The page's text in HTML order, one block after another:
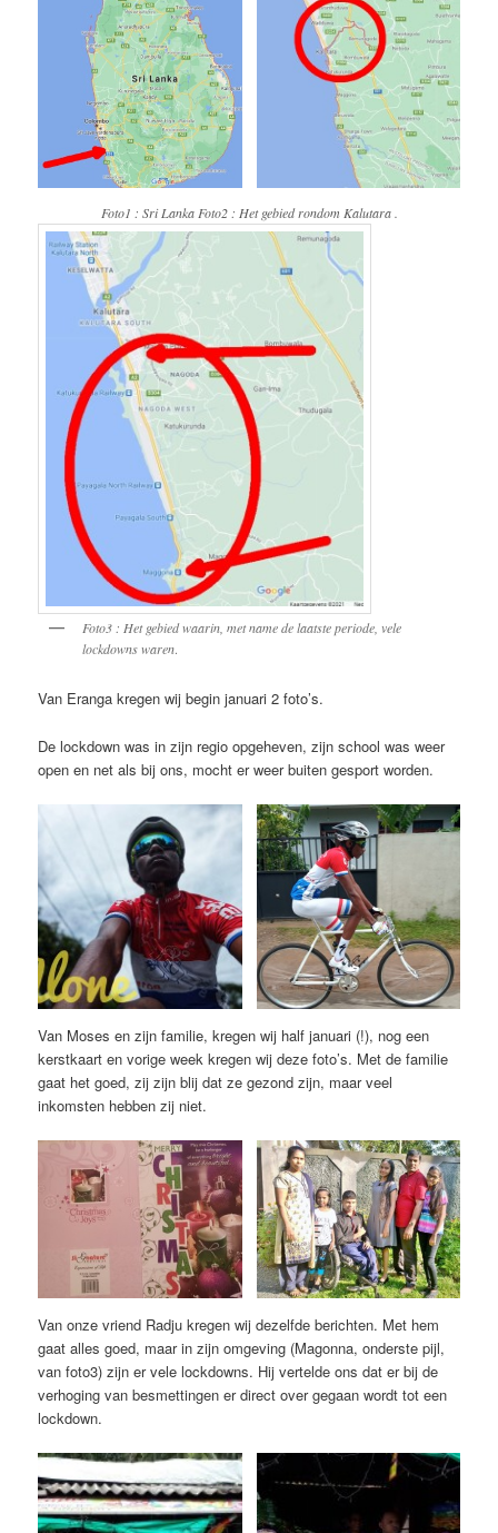
Foto1 : Sri Lanka Foto2 : Het gebied rondom Kalutara .
Foto3 : Het gebied waarin, met name de laatste periode, vele
lockdowns waren.
Van Eranga kregen wij begin januari 2 foto’s.
De lockdown was in zijn regio opgeheven, zijn school was weer
open en net als bij ons, mocht er weer buiten gesport worden.
Van Moses en zijn familie, kregen wij half januari (!), nog een
kerstkaart en vorige week kregen wij deze foto’s. Met de familie
gaat het goed, zij zijn blij dat ze gezond zijn, maar veel
inkomsten hebben zij niet.
Van onze vriend Radju kregen wij dezelfde berichten. Met hem
gaat alles goed, maar in zijn omgeving (Magonna, onderste pijl,
van foto3) zijn er vele lockdowns. Hij vertelde ons dat er bij de
verhoging van besmettingen er direct over gegaan wordt tot een
lockdown.